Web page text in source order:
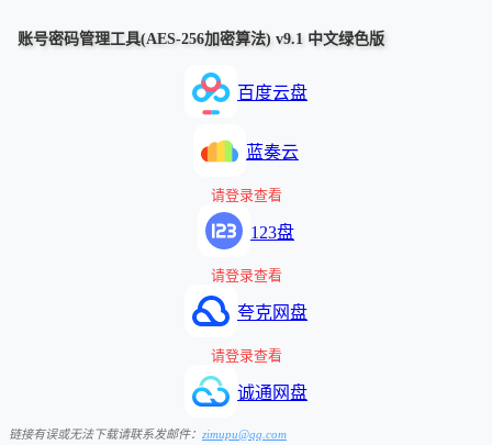
账号密码管理工具(AES-256加密算法) v9.1 中文绿色版
百度云盘
蓝奏云
请登录查看
123盘
请登录查看
夸克网盘
请登录查看
诚通网盘
链接有误或无法下载请联系发邮件： zimupu@qq.com